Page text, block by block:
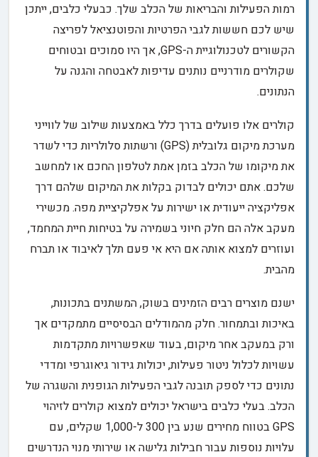
רמות הפעילות והבריאות של הכלב שלך. כבעלי כלבים, ייתכן
שיש לכם חששות לגבי הפרטיות והפוטנציאל לפריצה
הקשורים לטכנולוגיית ה-GPS, אך היו סמוכים ובטוחים
שקולרים מודרניים נותנים עדיפות לאבטחה והגנה על
הנתונים.
קולרים אלו פועלים בדרך כלל באמצעות שילוב של לווייני
מערכת מיקום גלובלית (GPS) ורשתות סלולריות כדי לשדר
את מיקומו של הכלב בזמן אמת לטלפון החכם או למחשב
שלכם. אתם יכולים לבדוק בקלות את המיקום שלהם דרך
אפליקציה ייעודית או ישירות על אפלקיציית מפה. מכשירי
מעקב אלה הם חלק חיוני בשמירה על בטיחות חיית המחמד,
ועוזרים למצוא אותה אם היא אי פעם תלך לאיבוד או תברח
מהבית.
ישנם מוצרים רבים הזמינים בשוק, המשתנים בתכונות,
באיכות ובתמחור. חלק מהמודלים הבסיסיים מתמקדים אך
ורק במעקב אחר מיקום, בעוד שאפשרויות מתקדמות
עשויות לכלול ניטור פעילות, יכולות גידור גיאוגרפי ומדדי
נתונים כדי לספק תובנה לגבי הפעילות הגופנית והשגרה של
הכלב. בעלי כלבים בישראל יכולים למצוא קולרים לזיהוי
GPS בטווח מחירים שנע בין 300 ל-1,000 שקלים, עם
עלויות נוספות עבור חבילות גלישה או שירותי מנוי הנדרשים